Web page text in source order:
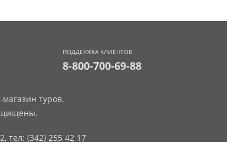
ПОДДЕРЖКА КЛИЕНТОВ
8-800-700-69-88
туров.
тел: (342) 255 42 17